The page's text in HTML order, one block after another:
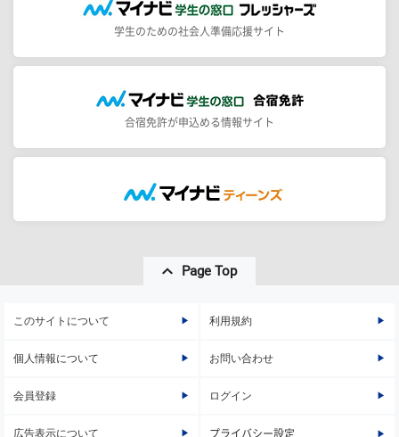
学生のための社会人準備応援サイト
合宿免許が申込める情報サイト
Page Top
このサイトについて 利用規約
個人情報について お問い合わせ
会員登録 ログイン
広告表示について プライバシー設定